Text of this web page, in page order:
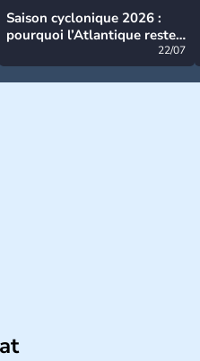
Saison cyclonique 2026 :
pourquoi l’Atlantique reste
22/07